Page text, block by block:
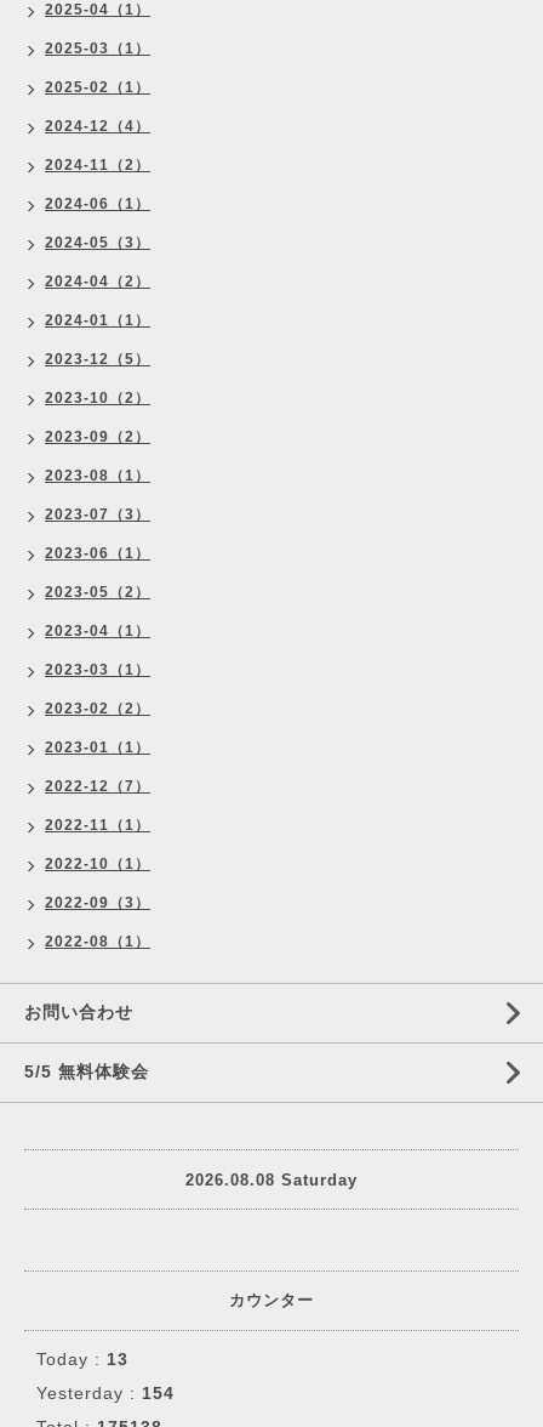
2025-04（1）
2025-03（1）
2025-02（1）
2024-12（4）
2024-11（2）
2024-06（1）
2024-05（3）
2024-04（2）
2024-01（1）
2023-12（5）
2023-10（2）
2023-09（2）
2023-08（1）
2023-07（3）
2023-06（1）
2023-05（2）
2023-04（1）
2023-03（1）
2023-02（2）
2023-01（1）
2022-12（7）
2022-11（1）
2022-10（1）
2022-09（3）
2022-08（1）
お問い合わせ
5/5 無料体験会
2026.08.08 Saturday
カウンター
Today : 13
Yesterday : 154